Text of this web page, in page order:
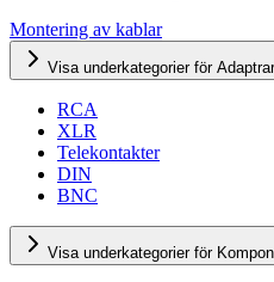
Montering av kablar
Visa underkategorier för Adaptrar
RCA
XLR
Telekontakter
DIN
BNC
Visa underkategorier för